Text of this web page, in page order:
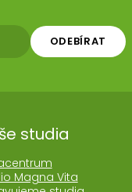
ODEBÍRAT
studia
Magna Vita